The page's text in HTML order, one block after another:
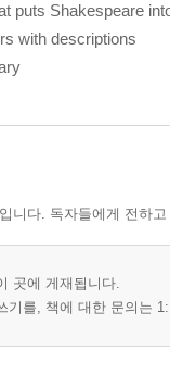
puts Shakespeare
with descriptions
니다. 독자들에게 전하
곳에 게재됩니다.
기를, 책에 대한 문의는